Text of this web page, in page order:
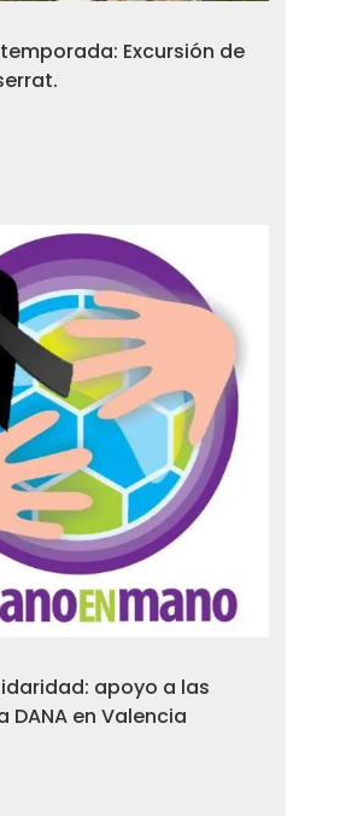
Excursión de
apoyo a las
en Valencia